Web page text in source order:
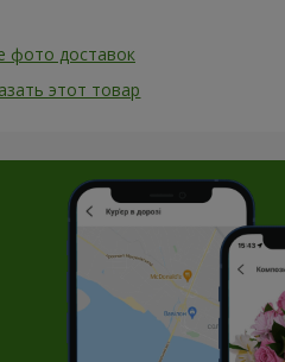
фото доставок
этот товар